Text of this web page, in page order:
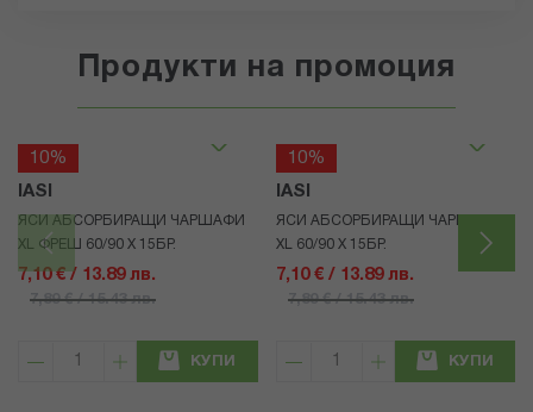
Продукти на промоция
10%
IASI
ЯСИ АБСОРБИРАЩИ ЧАРШАФИ
XL ФРЕШ 60/90 Х 15БР.
7,10 € / 13.89 лв.
7,89 € / 15.43 лв.
КУПИ
10%
IASI
ЯСИ АБСОРБИРАЩИ ЧАРШАФИ
XL 60/90 Х 15БР.
7,10 € / 13.89 лв.
7,89 € / 15.43 лв.
КУПИ